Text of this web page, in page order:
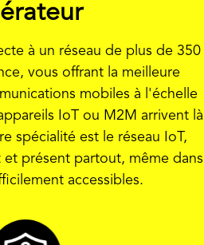
à un réseau de plus de 350
vous offrant la meilleure
mobiles à l'échelle
IoT ou M2M arrivent là
spécialité est le réseau IoT,
présent partout, même dans
accessibles.